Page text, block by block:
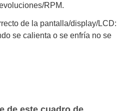
RPM.
de la pantalla/display/LCD:
se calienta o se enfría no se